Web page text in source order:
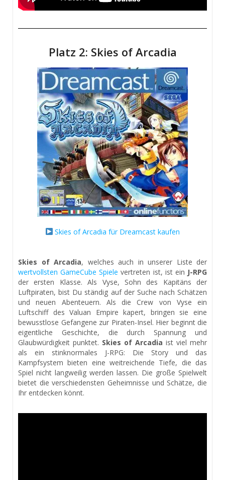
Platz 2: Skies of Arcadia
Skies of Arcadia für Dreamcast kaufen
Skies of Arcadia, welches auch in unserer Liste der
wertvollsten GameCube Spiele vertreten ist, ist ein J-RPG
der ersten Klasse. Als Vyse, Sohn des Kapitäns der
Luftpiraten, bist Du ständig auf der Suche nach Schätzen
und neuen Abenteuern. Als die Crew von Vyse ein
Luftschiff des Valuan Empire kapert, bringen sie eine
bewusstlose Gefangene zur Piraten-Insel. Hier beginnt die
eigentliche Geschichte, die durch Spannung und
Glaubwürdigkeit punktet. Skies of Arcadia ist viel mehr
als ein stinknormales J-RPG: Die Story und das
Kampfsystem bieten eine weitreichende Tiefe, die das
Spiel nicht langweilig werden lassen. Die große Spielwelt
bietet die verschiedensten Geheimnisse und Schätze, die
Ihr entdecken könnt.